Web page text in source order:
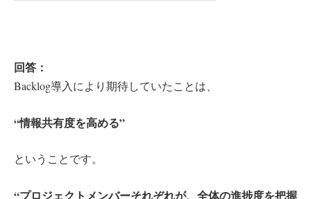
回答：
Backlog導入により期待していたことは、
“情報共有度を高める”
ということです。
“プロジェクトメンバーそれぞれが、全体の進捗度を把握